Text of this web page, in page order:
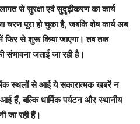
से सुरक्षा एवं सुदृढ़ीकरण का कार्य
चरण पूरा हो चुका है, जबकि शेष कार्य अब
फिर से शुरू किया जाएगा। तब तक
जताई जा रही है।
स्थलों से आई ये सकारात्मक खबरें न
हैं, बल्कि धार्मिक पर्यटन और स्थानीय
जा रही हैं।